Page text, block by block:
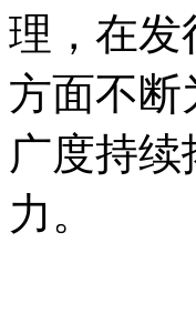
理，在发
方面不断
广度持
力。